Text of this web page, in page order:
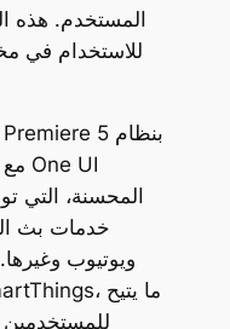
المستخدم. هذه
للاستخدام في
المحسنة، التي
خدمات بث
ويوتيوب
للمستخدمين